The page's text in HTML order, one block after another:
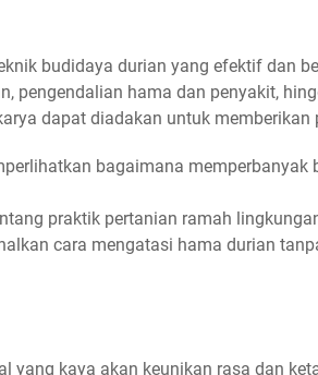
budidaya durian yang efektif dan
pengendalian hama dan penyakit,
dapat diadakan untuk memberikan
bagaimana memperbanyak
praktik pertanian ramah
cara mengatasi hama durian
yang kaya akan keunikan rasa dan